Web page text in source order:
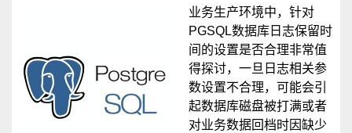
业务生产环境中，针对
PGSQL数据库日志保留时
间的设置是否合理非常值
得探讨，一旦日志相关参
数设置不合理，可能会引
起数据库磁盘被打满或者
对业务数据回档时因缺少